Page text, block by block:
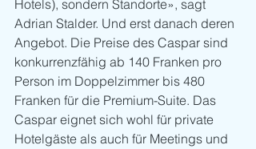
Hotels), sondern Standorte», sagt
Adrian Stalder. Und erst danach deren
Angebot. Die Preise des Caspar sind
konkurrenzfähig ab 140 Franken pro
Person im Doppelzimmer bis 480
Franken für die Premium-Suite. Das
Caspar eignet sich wohl für private
Hotelgäste als auch für Meetings und